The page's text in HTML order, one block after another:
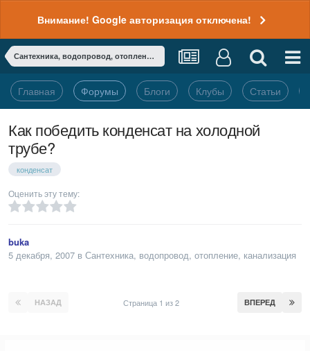
Внимание! Google авторизация отключена!
Сантехника, водопровод, отопление, канализация
Главная Форумы Блоги Клубы Статьи
Как победить конденсат на холодной
трубе?
конденсат
Оценить эту тему:
buka
5 декабря, 2007 в Сантехника, водопровод, отопление, канализация
НАЗАД ВПЕРЕД
Страница 1 из 2